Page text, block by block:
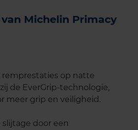
Michelin Primacy
op natte
de EverGrip-technologie,
meer grip en veiligheid.
door een